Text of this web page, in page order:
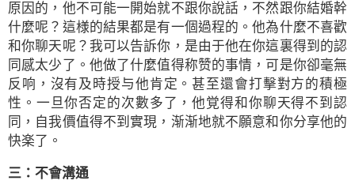
原因的，他不可能一開始就不跟你說話，不然跟你結婚幹
什麼呢？這様的結果都是有一個過程的。他為什麼不喜歡
和你聊天呢？我可以告訴你，是由于他在你這裏得到的認
同感太少了。他做了什麼值得称赞的事情，可是你卻毫無
反响，沒有及時授与他肯定。甚至還會打擊對方的積極
性。一旦你否定的次數多了，他覚得和你聊天得不到認
同，自我價值得不到實現，渐渐地就不願意和你分享他的
快楽了。
三：不會溝通